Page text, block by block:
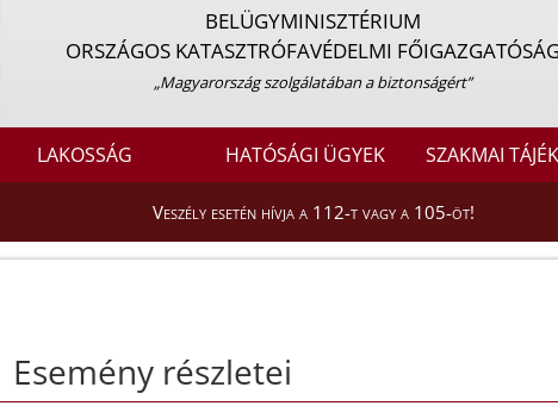
BELÜGYMINISZTÉRIUM
ORSZÁGOS KATASZTRÓFAVÉDELMI FŐIGAZGATÓSÁG
„Magyarország szolgálatában a biztonságért”
LAKOSSÁG HATÓSÁGI ÜGYEK SZAKMAI
Veszély esetén hívja a 112-t vagy a 105-öt!
Esemény részletei